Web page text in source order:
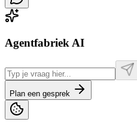
Agentfabriek AI
Plan een gesprek